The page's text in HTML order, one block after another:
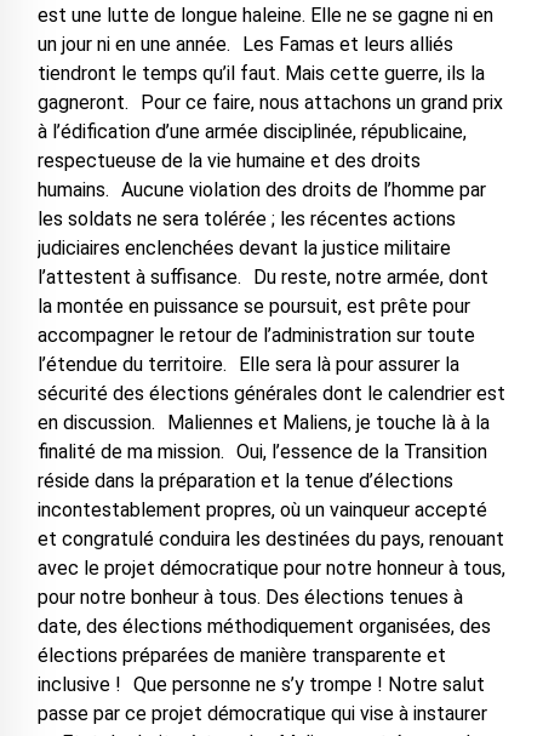
est une lutte de longue haleine. Elle ne se gagne ni en
un jour ni en une année. Les Famas et leurs alliés
tiendront le temps qu’il faut. Mais cette guerre, ils la
gagneront. Pour ce faire, nous attachons un grand prix
à l’édification d’une armée disciplinée, républicaine,
respectueuse de la vie humaine et des droits
humains. Aucune violation des droits de l’homme par
les soldats ne sera tolérée ; les récentes actions
judiciaires enclenchées devant la justice militaire
l’attestent à suffisance. Du reste, notre armée, dont
la montée en puissance se poursuit, est prête pour
accompagner le retour de l’administration sur toute
l’étendue du territoire. Elle sera là pour assurer la
sécurité des élections générales dont le calendrier est
en discussion. Maliennes et Maliens, je touche là à la
finalité de ma mission. Oui, l’essence de la Transition
réside dans la préparation et la tenue d’élections
incontestablement propres, où un vainqueur accepté
et congratulé conduira les destinées du pays, renouant
avec le projet démocratique pour notre honneur à tous,
pour notre bonheur à tous. Des élections tenues à
date, des élections méthodiquement organisées, des
élections préparées de manière transparente et
inclusive ! Que personne ne s’y trompe ! Notre salut
passe par ce projet démocratique qui vise à instaurer